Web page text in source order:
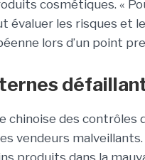
cosmétiques. «
évaluer les risques et
lors d’un point
chinoise des
vendeurs
produits dans la